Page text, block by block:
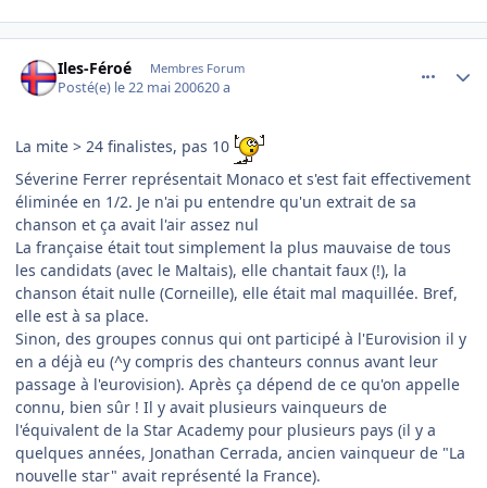
Iles-Féroé Membres Forum
Posté(e) le 22 mai 200620 a
La mite > 24 finalistes, pas 10
Séverine Ferrer représentait Monaco et s'est fait effectivement
éliminée en 1/2. Je n'ai pu entendre qu'un extrait de sa
chanson et ça avait l'air assez nul
La française était tout simplement la plus mauvaise de tous
les candidats (avec le Maltais), elle chantait faux (!), la
chanson était nulle (Corneille), elle était mal maquillée. Bref,
elle est à sa place.
Sinon, des groupes connus qui ont participé à l'Eurovision il y
en a déjà eu (^y compris des chanteurs connus avant leur
passage à l'eurovision). Après ça dépend de ce qu'on appelle
connu, bien sûr ! Il y avait plusieurs vainqueurs de
l'équivalent de la Star Academy pour plusieurs pays (il y a
quelques années, Jonathan Cerrada, ancien vainqueur de "La
nouvelle star" avait représenté la France).